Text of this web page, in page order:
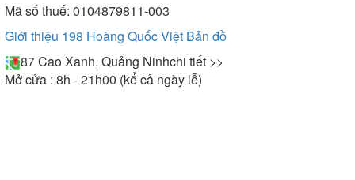
Mã số thuế: 0104879811-003
Giới thiệu 198 Hoàng Quốc Việt Bản đồ
87 Cao Xanh, Quảng Ninhchi tiết >>
Mở cửa : 8h - 21h00 (kể cả ngày lễ)